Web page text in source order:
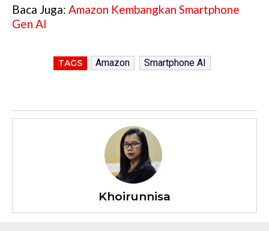
Baca Juga: Amazon Kembangkan Smartphone
Gen AI
TAGS Amazon Smartphone AI
Khoirunnisa